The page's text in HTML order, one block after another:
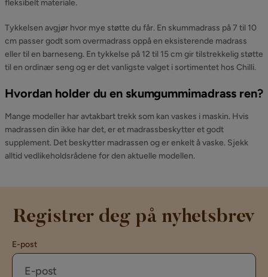
fleksibelt materiale.
Tykkelsen avgjør hvor mye støtte du får. En skummadrass på 7 til 10
cm passer godt som overmadrass oppå en eksisterende madrass
eller til en barneseng. En tykkelse på 12 til 15 cm gir tilstrekkelig støtte
til en ordinær seng og er det vanligste valget i sortimentet hos Chilli.
Hvordan holder du en skumgummimadrass ren?
Mange modeller har avtakbart trekk som kan vaskes i maskin. Hvis
madrassen din ikke har det, er et madrassbeskytter et godt
supplement. Det beskytter madrassen og er enkelt å vaske. Sjekk
alltid vedlikeholdsrådene for den aktuelle modellen.
Registrer deg på nyhetsbrev
E-post